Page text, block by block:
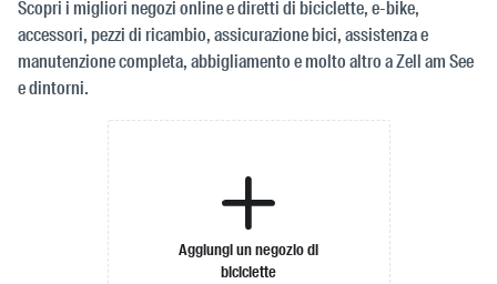
Scopri i migliori negozi online e diretti di biciclette, e-bike,
accessori, pezzi di ricambio, assicurazione bici, assistenza e
manutenzione completa, abbigliamento e molto altro a Zell am See
e dintorni.
Aggiungi un negozio di
biciclette